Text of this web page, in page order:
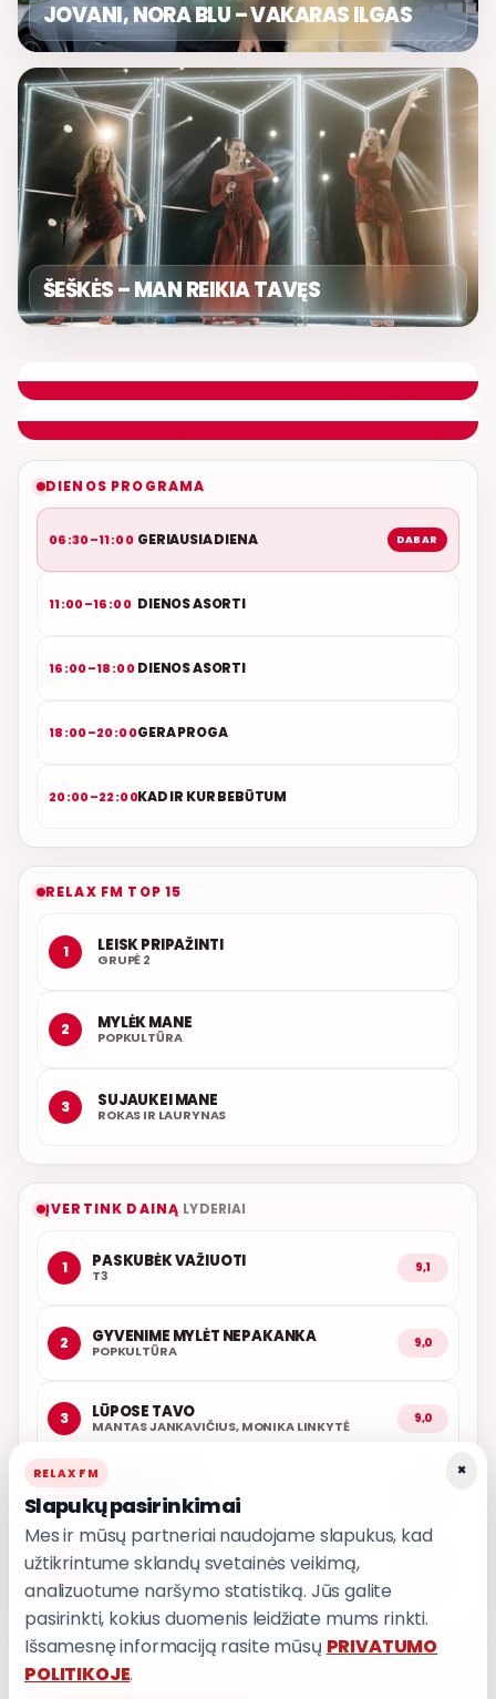
JOVANI, NORA BLU – VAKARAS ILGAS
ŠEŠKĖS – MAN REIKIA TAVĘS
DIENOS PROGRAMA
06:30–11:00 GERIAUSIA DIENA DABAR
11:00–16:00 DIENOS ASORTI
16:00–18:00DIENOS ASORTI
18:00–20:00GERA PROGA
20:00–22:00KAD IR KUR BEBŪTUM
RELAX FM TOP 15
1 LEISK PRIPAŽINTI
GRUPĖ 2
2 MYLĖK MANE
POPKULTŪRA
3 SUJAUKEI MANE
ROKAS IR LAURYNAS
ĮVERTINK DAINĄ LYDERIAI
1 PASKUBĖK VAŽIUOTI
T3 9,1
2 GYVENIME MYLĖT NEPAKANKA
POPKULTŪRA 9,0
3 LŪPOSE TAVO
MANTAS JANKAVIČIUS, MONIKA LINKYTĖ 9,0
POPKULTŪRA
5 SAULĖ NUSILEIDO 2025
POPKULTŪRA, DONALDA
×
RELAX FM
Slapukų pasirinkimai
Mes ir mūsų partneriai naudojame slapukus, kad
užtikrintume sklandų svetainės veikimą,
analizuotume naršymo statistiką. Jūs galite
pasirinkti, kokius duomenis leidžiate mums rinkti.
Išsamesnę informaciją rasite mūsų PRIVATUMO
POLITIKOJE.